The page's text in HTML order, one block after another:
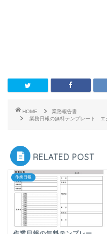
HOME
業務報告書
業務日報の無料テンプレート エ
RELATED POST
作業日報